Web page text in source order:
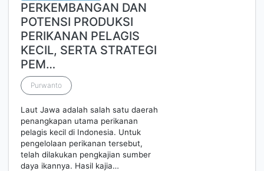
PERKEMBANGAN DAN
POTENSI PRODUKSI
PERIKANAN PELAGIS
KECIL, SERTA STRATEGI
PEM…
Purwanto
Laut Jawa adalah salah satu daerah
penangkapan utama perikanan
pelagis kecil di Indonesia. Untuk
pengelolaan perikanan tersebut,
telah dilakukan pengkajian sumber
daya ikannya. Hasil kajia…